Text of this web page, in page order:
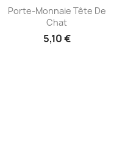
Aperçu rapide
Porte-Monnaie Tête De
Chat
5,10 €